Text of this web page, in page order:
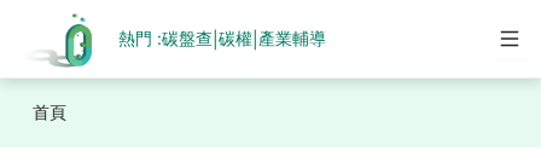
熱門 :碳盤查 碳權| 產業輔導
首頁